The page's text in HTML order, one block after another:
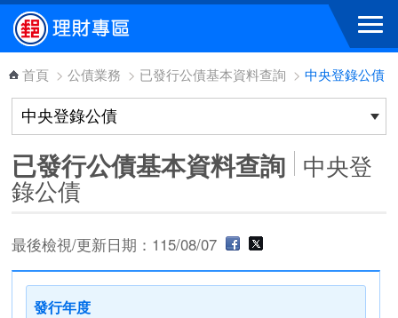
跳到主要內容區塊
首頁 > 公債業務 > 已發行公債基本資料查詢 > 中央登錄公債
已發行公債基本資料查詢 中央登
錄公債
最後檢視/更新日期：115/08/07
發行年度